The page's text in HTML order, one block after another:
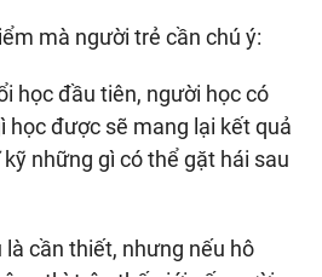
mà người trẻ cần chú ý:
học đầu tiên, người học có
học được sẽ mang lại kết quả
những gì có thể gặt hái sau
cần thiết, nhưng nếu hô